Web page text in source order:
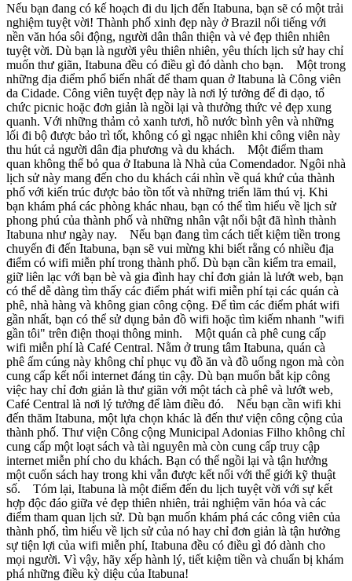
Nếu bạn đang có kế hoạch đi du lịch đến Itabuna, bạn sẽ có một trải
nghiệm tuyệt vời! Thành phố xinh đẹp này ở Brazil nổi tiếng với
nền văn hóa sôi động, người dân thân thiện và vẻ đẹp thiên nhiên
tuyệt vời. Dù bạn là người yêu thiên nhiên, yêu thích lịch sử hay chỉ
muốn thư giãn, Itabuna đều có điều gì đó dành cho bạn. Một trong
những địa điểm phổ biến nhất để tham quan ở Itabuna là Công viên
da Cidade. Công viên tuyệt đẹp này là nơi lý tưởng để đi dạo, tổ
chức picnic hoặc đơn giản là ngồi lại và thưởng thức vẻ đẹp xung
quanh. Với những thảm cỏ xanh tươi, hồ nước bình yên và những
lối đi bộ được bảo trì tốt, không có gì ngạc nhiên khi công viên này
thu hút cả người dân địa phương và du khách. Một điểm tham
quan không thể bỏ qua ở Itabuna là Nhà của Comendador. Ngôi nhà
lịch sử này mang đến cho du khách cái nhìn về quá khứ của thành
phố với kiến trúc được bảo tồn tốt và những triển lãm thú vị. Khi
bạn khám phá các phòng khác nhau, bạn có thể tìm hiểu về lịch sử
phong phú của thành phố và những nhân vật nổi bật đã hình thành
Itabuna như ngày nay. Nếu bạn đang tìm cách tiết kiệm tiền trong
chuyến đi đến Itabuna, bạn sẽ vui mừng khi biết rằng có nhiều địa
điểm có wifi miễn phí trong thành phố. Dù bạn cần kiểm tra email,
giữ liên lạc với bạn bè và gia đình hay chỉ đơn giản là lướt web, bạn
có thể dễ dàng tìm thấy các điểm phát wifi miễn phí tại các quán cà
phê, nhà hàng và không gian công cộng. Để tìm các điểm phát wifi
gần nhất, bạn có thể sử dụng bản đồ wifi hoặc tìm kiếm nhanh "wifi
gần tôi" trên điện thoại thông minh. Một quán cà phê cung cấp
wifi miễn phí là Café Central. Nằm ở trung tâm Itabuna, quán cà
phê ấm cúng này không chỉ phục vụ đồ ăn và đồ uống ngon mà còn
cung cấp kết nối internet đáng tin cậy. Dù bạn muốn bắt kịp công
việc hay chỉ đơn giản là thư giãn với một tách cà phê và lướt web,
Café Central là nơi lý tưởng để làm điều đó. Nếu bạn cần wifi khi
đến thăm Itabuna, một lựa chọn khác là đến thư viện công cộng của
thành phố. Thư viện Công cộng Municipal Adonias Filho không chỉ
cung cấp một loạt sách và tài nguyên mà còn cung cấp truy cập
internet miễn phí cho du khách. Bạn có thể ngồi lại và tận hưởng
một cuốn sách hay trong khi vẫn được kết nối với thế giới kỹ thuật
số. Tóm lại, Itabuna là một điểm đến du lịch tuyệt vời với sự kết
hợp độc đáo giữa vẻ đẹp thiên nhiên, trải nghiệm văn hóa và các
điểm tham quan lịch sử. Dù bạn muốn khám phá các công viên của
thành phố, tìm hiểu về lịch sử của nó hay chỉ đơn giản là tận hưởng
sự tiện lợi của wifi miễn phí, Itabuna đều có điều gì đó dành cho
mọi người. Vì vậy, hãy xếp hành lý, tiết kiệm tiền và chuẩn bị khám
phá những điều kỳ diệu của Itabuna!